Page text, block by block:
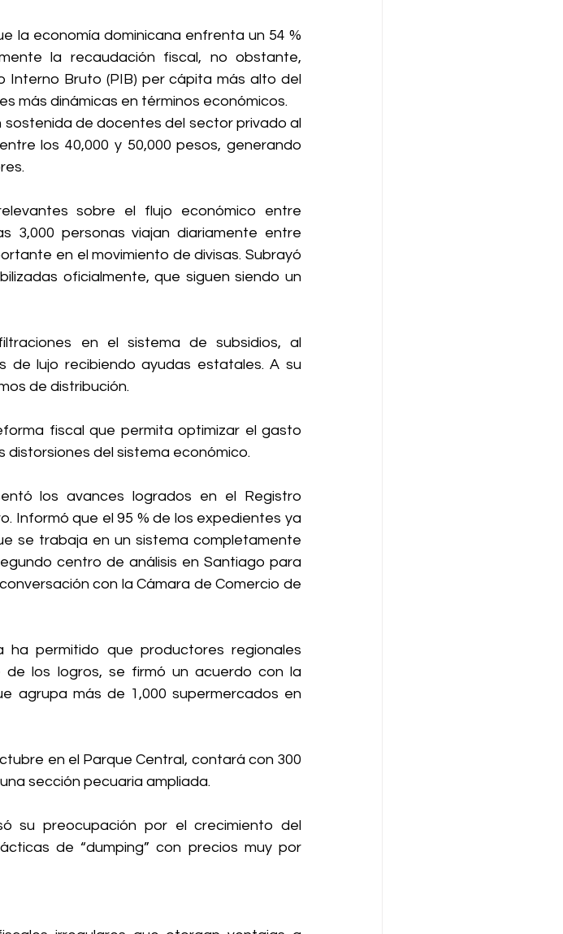
la economía dominicana enfrenta un 54 %
la recaudación fiscal, no obstante,
Bruto (PIB) per cápita más alto del
más dinámicas en términos económicos.
sostenida de docentes del sector privado al
los 40,000 y 50,000 pesos, generando
sobre el flujo económico entre
3,000 personas viajan diariamente entre
en el movimiento de divisas. Subrayó
oficialmente, que siguen siendo un
en el sistema de subsidios, al
de lujo recibiendo ayudas estatales. A su
de distribución.
fiscal que permita optimizar el gasto
distorsiones del sistema económico.
los avances logrados en el Registro
Informó que el 95 % de los expedientes ya
se trabaja en un sistema completamente
centro de análisis en Santiago para
con la Cámara de Comercio de
ha permitido que productores regionales
de los logros, se firmó un acuerdo con la
agrupa más de 1,000 supermercados en
en el Parque Central, contará con 300
sección pecuaria ampliada.
su preocupación por el crecimiento del
de “dumping” con precios muy por